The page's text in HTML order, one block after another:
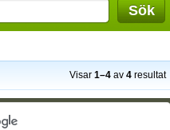
Sök
Visar 1–4 av 4 resultat